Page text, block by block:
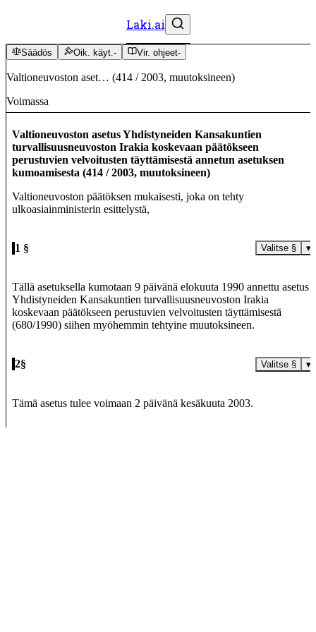
Laki.ai
Säädös Oik. käyt.- Vir. ohjeet-
Valtioneuvoston aset… (414 / 2003, muutoksineen)
Voimassa
Valtioneuvoston asetus Yhdistyneiden Kansakuntien
turvallisuusneuvoston Irakia koskevaan päätökseen
perustuvien velvoitusten täyttämisestä annetun asetuksen
kumoamisesta (414 /2003, muutoksineen)
Valtioneuvoston päätöksen mukaisesti, joka on tehty
ulkoasiainministerin esittelystä,
1 § Valitse § ▾
Tällä asetuksella kumotaan 9 päivänä elokuuta 1990 annettu asetus
Yhdistyneiden Kansakuntien turvallisuusneuvoston Irakia
koskevaan päätökseen perustuvien velvoitusten täyttämisestä
(680/1990) siihen myöhemmin tehtyine muutoksineen.
2§ Valitse § ▾
Tämä asetus tulee voimaan 2 päivänä kesäkuuta 2003.